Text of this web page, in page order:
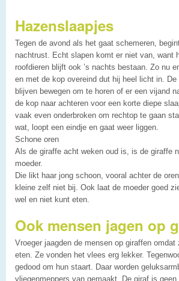
Hazenslaapjes
Tegen de avond als het gaat schemeren,
nachtrust. Echt slapen komt er niet van, want
roofdieren blijft ook ’s nachts bestaan. Zo nu
en met de kop overeind dut hij heel licht in. De
blijven bewegen om te horen of er een vijand
de kop naar achteren voor een korte diepe
vaak even onderbroken om rechtop te gaan
wat, loopt een eindje en gaat weer liggen.
Schone oren
Als de giraffe acht weken oud is, is de giraffe
moeder.
Die likt haar jong schoon, vooral achter de
kleine zelf niet bij. Ook laat de moeder goed
wel en niet kunt eten.
Ook mensen jagen op
Vroeger jaagden de mensen op giraffen
eten. Ze vonden het vlees erg lekker.
gedood om hun staart. Daar worden
vliegenmeppers van gemaakt. De giraf is geen